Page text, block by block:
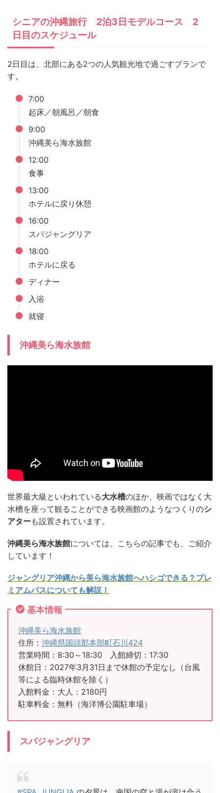
シニアの沖縄旅行 2泊3日モデルコース 2
日目のスケジュール
2日目は、北部にある2つの人気観光地で過ごすプランで
す。
7:00
起床／朝風呂／朝食
9:00
沖縄美ら海水族館
12:00
食事
13:00
ホテルに戻り休憩
16:00
スパジャングリア
18:00
ホテルに戻る
ディナー
入浴
就寝
沖縄美ら海水族館
世界最大級といわれている大水槽のほか、映画ではなく大
水槽を座って観ることができる映画館のようなつくりのシ
アターも設置されています。
沖縄美ら海水族館については、こちらの記事でも、ご紹介
しています！
ジャングリア沖縄から美ら海水族館へハシゴできる？プレ
ミアムパスについても解説！
基本情報
沖縄美ら海水族館
住所： 沖縄県国頭郡本部町石川424
営業時間：8:30～18:30 入館締切：17:30
休館日：2027年3月31日まで休館の予定なし（台風
等による臨時休館を除く）
入館料金：大人：2180円
駐車料金：無料（海洋博公園駐車場）
スパジャングリア